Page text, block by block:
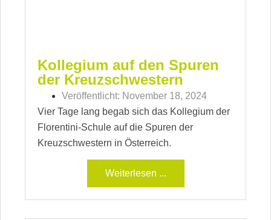
Kollegium auf den Spuren
der Kreuzschwestern
Veröffentlicht: November 18, 2024
Vier Tage lang begab sich das Kollegium der
Florentini-Schule auf die Spuren der
Kreuzschwestern in Österreich.
Weiterlesen ...